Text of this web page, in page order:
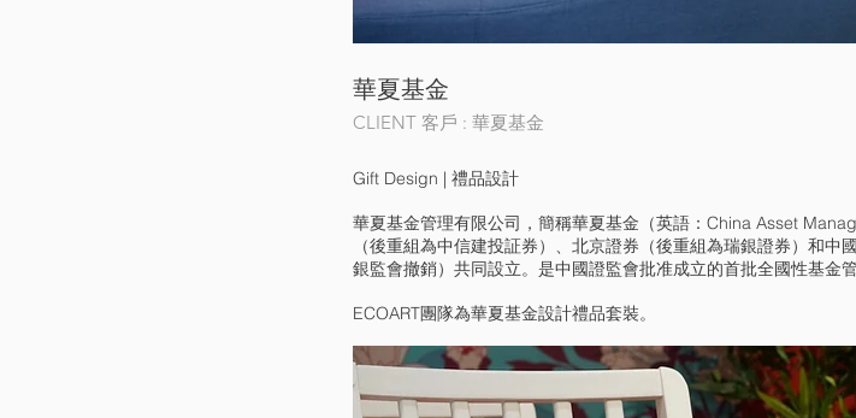
華夏基金
CLIENT 客戶 : 華夏基金
Gift Design | 禮品設計
華夏基金管理有限公司，簡稱華夏基金（英語：China Asset
（後重組為中信建投証券）、北京證券（後重組為瑞銀證券）和
銀監會撤銷）共同設立。是中國證監會批准成立的首批全國性基金管
ECOART團隊為華夏基金設計禮品套裝。